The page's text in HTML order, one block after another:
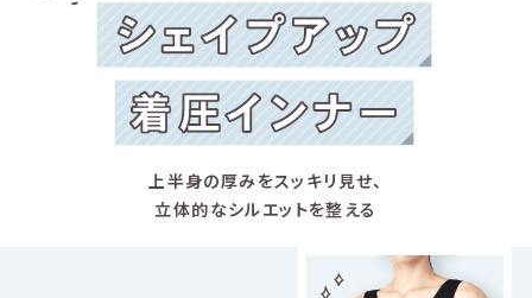
上半身の厚みをスッキリ見せ、
立体的なシルエットを整える